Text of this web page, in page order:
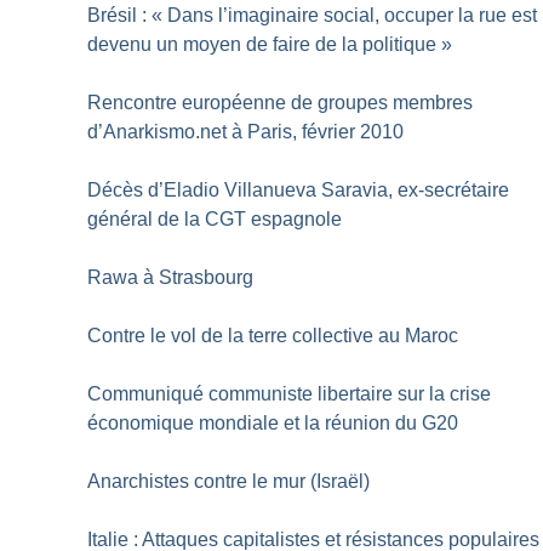
Brésil : « Dans l’imaginaire social, occuper la rue est
devenu un moyen de faire de la politique »
Rencontre européenne de groupes membres
d’Anarkismo.net à Paris, février 2010
Décès d’Eladio Villanueva Saravia, ex-secrétaire
général de la CGT espagnole
Rawa à Strasbourg
Contre le vol de la terre collective au Maroc
Communiqué communiste libertaire sur la crise
économique mondiale et la réunion du G20
Anarchistes contre le mur (Israël)
Italie : Attaques capitalistes et résistances populaires